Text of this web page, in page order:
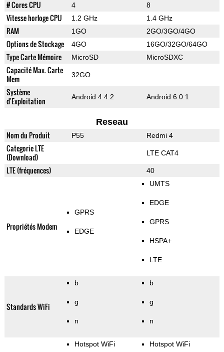
# Cores CPU 4 8
Vitesse horloge CPU 1.2 GHz 1.4 GHz
RAM 1GO 2GO/3GO/4GO
Options de Stockage 4GO 16GO/32GO/64GO
Type Carte Mémoire MicroSD MicroSDXC
Capacité Max. Carte
Mem
32GO
Système
d'Exploitation
Android 4.4.2 Android 6.0.1
Reseau
Nom du Produit P55 Redmi 4
Categorie LTE
(Download)
LTE CAT4
LTE (fréquences) 40
Propriétés Modem
GPRS
EDGE
UMTS
EDGE
GPRS
HSPA+
LTE
Standards WiFi
b
g
n
b
g
n
Hotspot WiFi Hotspot WiFi